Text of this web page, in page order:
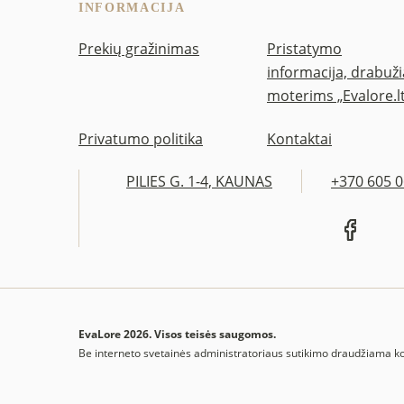
INFORMACIJA
Prekių gražinimas
Pristatymo
informacija,
moterims
Privatumo politika Kontaktai
PILIES G. 1-4, KAUNAS +370 605
EvaLore 2026. Visos teisės saugomos.
Be interneto svetainės administratoriaus sutikimo draudžiama